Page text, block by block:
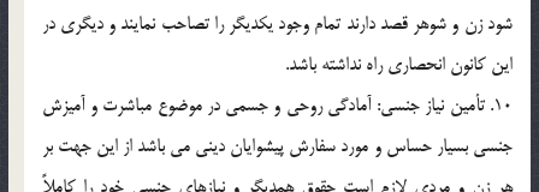
شود زن و شوهر قصد دارند تمام وجود يكديگر را تصاحب نمايند و ديگري در
اين كانون انحصاري راه نداشته باشد.
10. تأمين نياز جنسي: آمادگي روحي و جسمي در موضوع مباشرت و آميزش
جنسي بسيار حساس و مورد سفارش پيشوايان ديني مي باشد از اين جهت بر